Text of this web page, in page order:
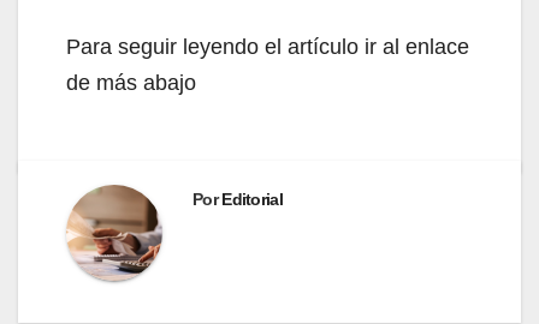
Para seguir leyendo el artículo ir al enlace
de más abajo
PorEditorial